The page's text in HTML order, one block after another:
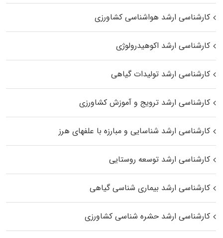
کارشناسی ارشد هواشناسی کشاورزی
کارشناسی ارشد اکوهیدرولوژی
کارشناسی ارشد تولیدات گیاهی
کارشناسی ارشد ترویج و آموزش کشاورزی
کارشناسی ارشد شناسایی و مبارزه با علفهای هرز
کارشناسی ارشد توسعه روستایی
کارشناسی ارشد بیماری‌ شناسی گیاهی
کارشناسی ارشد حشره‌ شناسی کشاورزی